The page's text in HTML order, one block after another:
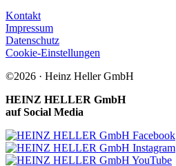
Kontakt
Impressum
Datenschutz
Cookie-Einstellungen
©2026 · Heinz Heller GmbH
HEINZ HELLER GmbH
auf Social Media